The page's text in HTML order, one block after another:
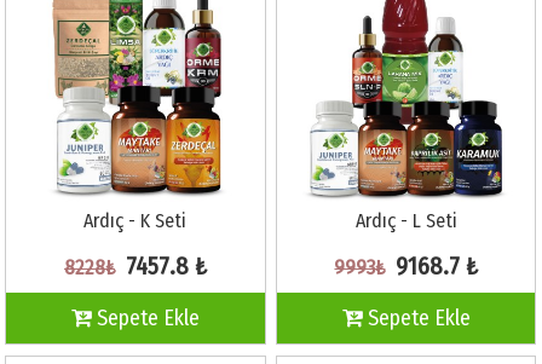
Ardıç - K Seti
8228₺ 7457.8 ₺
Sepete Ekle
Ardıç - L Seti
9993₺ 9168.7 ₺
Sepete Ekle